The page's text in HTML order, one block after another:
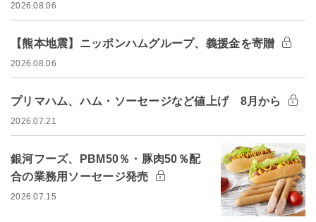
2026.08.06
【熊本地震】ニッポンハムグループ、義援金を寄贈
2026.08.06
プリマハム、ハム・ソーセージなど値上げ 8月から
2026.07.21
銀河フーズ、PBM50％・豚肉50％配
合の業務用ソーセージ発売
2026.07.15